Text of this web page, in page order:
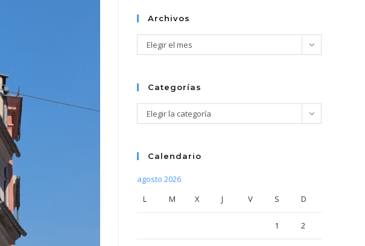
el
Archivos
Archivos
Elegir el mes
Categorías
Categorías
Elegir la categoría
Calendario
agosto 2026
L
M X J V S D
1 2